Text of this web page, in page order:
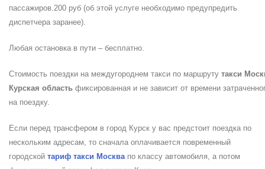
пассажиров.200 руб (об этой услуге необходимо предупредить
диспетчера заранее).
Любая остановка в пути – бесплатно.
Стоимость поездки на междугороднем такси по маршруту такси
Курская область фиксированная и не зависит от времени
на поездку.
Если перед трансфером в город Курск у вас предстоит поездка по
нескольким адресам, то сначала оплачивается повременный
городской тариф такси Москвапо классу автомобиля, а потом